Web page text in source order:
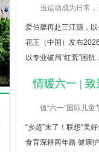
欢迎推荐第21届•2026“
当运动成为日常
爱伯馨再赴三江源，
花王（中国）发布
以专业破局“红荒”困扰
情暖六一 | 致
值“六一”国际儿
“乡超”来了！联想“美
食育深耕两年路 健康